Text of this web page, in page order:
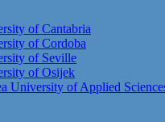
of Cantabria
of Cordoba
of Seville
of Osijek
University of Applied